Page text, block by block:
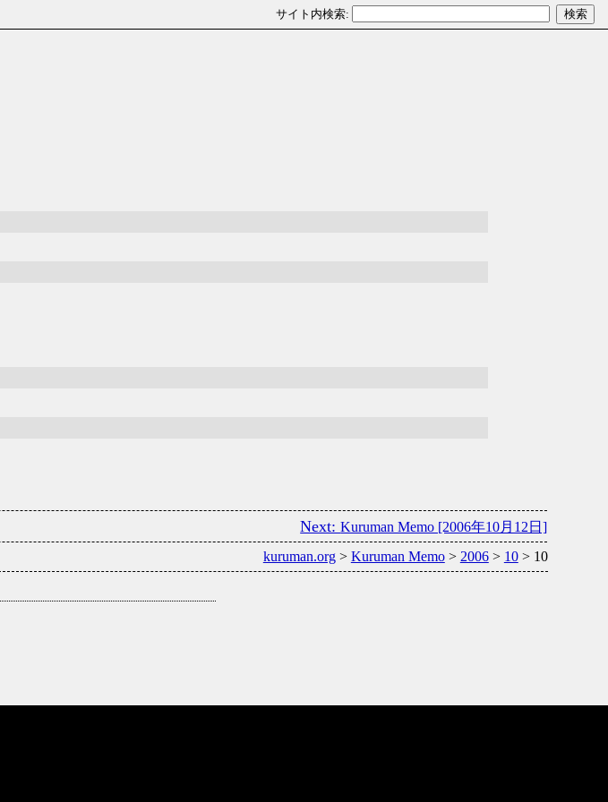
Kuruman Memo [2006年10月12日]
kuruman.org> Kuruman Memo> 2006> 10> 10